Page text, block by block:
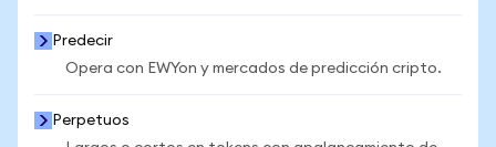
Predecir
Opera con EWYon y mercados de predicción cripto.
Perpetuos